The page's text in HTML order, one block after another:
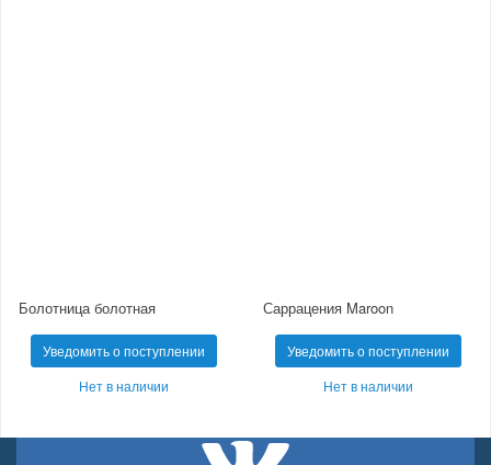
Болотница болотная
Уведомить о поступлении
Нет в наличии
Саррацения Maroon
Уведомить о поступлении
Нет в наличии